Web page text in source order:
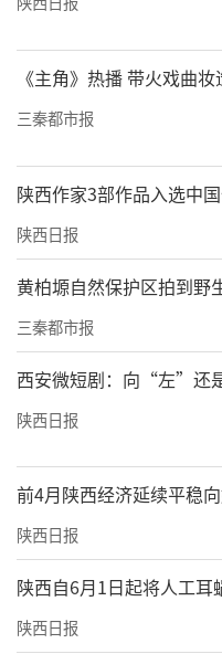
《主角》热播 带火戏曲妆
三秦都市报
陕西作家3部作品入选中
陕西日报
黄柏塬自然保护区拍到野
三秦都市报
西安微短剧：向“左”
陕西日报
前4月陕西经济延续平稳
陕西日报
陕西自6月1日起将人工耳
陕西日报